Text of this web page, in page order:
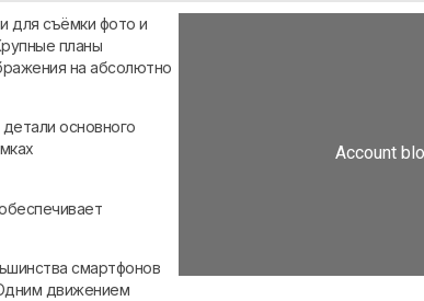
для съёмки фото и
планы
на абсолютно
основного
смартфонов
движением